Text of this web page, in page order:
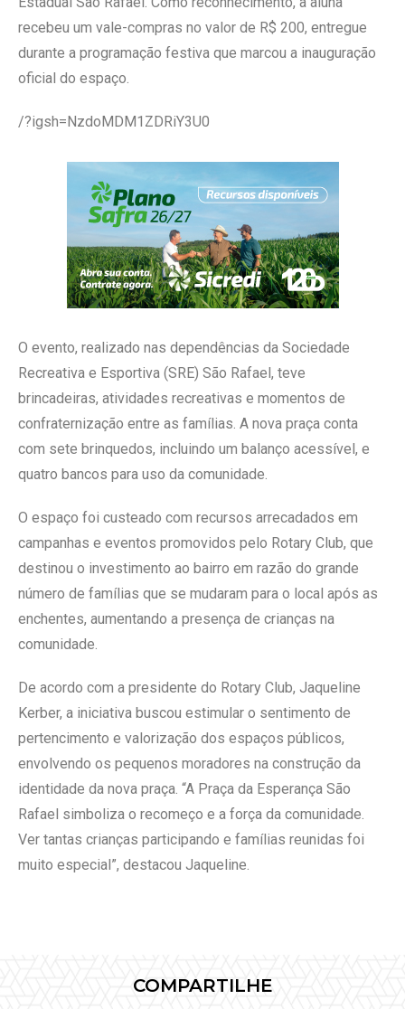
recebeu um vale-compras no valor de R$ 200, entregue
durante a programação festiva que marcou a inauguração
oficial do espaço.
/?igsh=NzdoMDM1ZDRiY3U0
O evento, realizado nas dependências da Sociedade
Recreativa e Esportiva (SRE) São Rafael, teve
brincadeiras, atividades recreativas e momentos de
confraternização entre as famílias. A nova praça conta
com sete brinquedos, incluindo um balanço acessível, e
quatro bancos para uso da comunidade.
O espaço foi custeado com recursos arrecadados em
campanhas e eventos promovidos pelo Rotary Club, que
destinou o investimento ao bairro em razão do grande
número de famílias que se mudaram para o local após as
enchentes, aumentando a presença de crianças na
comunidade.
De acordo com a presidente do Rotary Club, Jaqueline
Kerber, a iniciativa buscou estimular o sentimento de
pertencimento e valorização dos espaços públicos,
envolvendo os pequenos moradores na construção da
identidade da nova praça. “A Praça da Esperança São
Rafael simboliza o recomeço e a força da comunidade.
Ver tantas crianças participando e famílias reunidas foi
muito especial”, destacou Jaqueline.
COMPARTILHE